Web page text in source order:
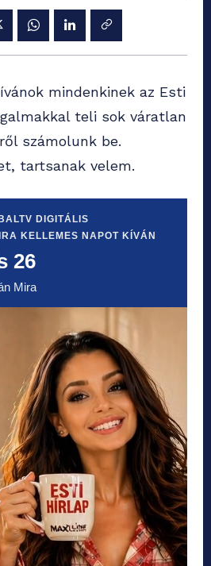
mindenkinek az Esti
teli sok váratlan
számolunk be.
tartsanak velem.
DIGITÁLIS
KELLEMES NAPOT KÍVÁN
26
Mira